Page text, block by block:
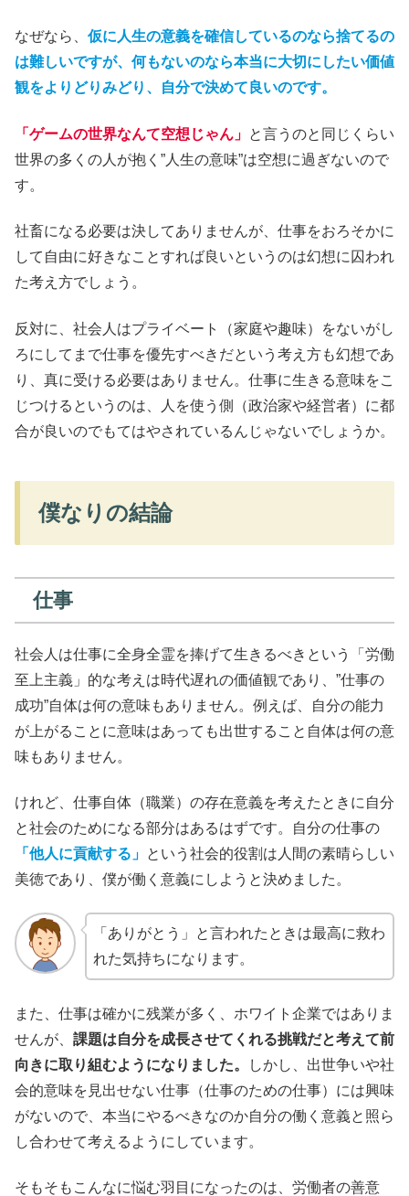
なぜなら、 仮に人生の意義を確信しているのなら捨てるの
は難しいですが、何もないのなら本当に大切にしたい価値
観をよりどりみどり、自分で決めて良いのです。
「ゲームの世界なんて空想じゃん」 と言うのと同じくらい
世界の多くの人が抱く”人生の意味”は空想に過ぎないので
す。
社畜になる必要は決してありませんが、仕事をおろそかに
して自由に好きなことすれば良いというのは幻想に囚われ
た考え方でしょう。
反対に、社会人はプライベート（家庭や趣味）をないがし
ろにしてまで仕事を優先すべきだという考え方も幻想であ
り、真に受ける必要はありません。仕事に生きる意味をこ
じつけるというのは、人を使う側（政治家や経営者）に都
合が良いのでもてはやされているんじゃないでしょうか。
僕なりの結論
仕事
社会人は仕事に全身全霊を捧げて生きるべきという「労働
至上主義」的な考えは時代遅れの価値観であり、”仕事の
成功”自体は何の意味もありません。例えば、自分の能力
が上がることに意味はあっても出世すること自体は何の意
味もありません。
けれど、仕事自体（職業）の存在意義を考えたときに自分
と社会のためになる部分はあるはずです。自分の仕事の
「他人に貢献する」 という社会的役割は人間の素晴らしい
美徳であり、僕が働く意義にしようと決めました。
「ありがとう」と言われたときは最高に救わ
れた気持ちになります。
また、仕事は確かに残業が多く、ホワイト企業ではありま
せんが、 課題は自分を成長させてくれる挑戦だと考えて前
向きに取り組むようになりました。
しかし、出世争いや社
会的意味を見出せない仕事（仕事のための仕事）には興味
がないので、本当にやるべきなのか自分の働く意義と照ら
し合わせて考えるようにしています。
そもそもこんなに悩む羽目になったのは、労働者の善意